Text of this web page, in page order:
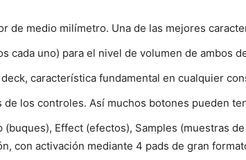
medio milímetro. Una de las mejores
cada uno) para el nivel de volumen de ambos
característica fundamental en cualquier
los controles. Así muchos botones pueden
Effect (efectos), Samples (muestras
con activación mediante 4 pads de gran